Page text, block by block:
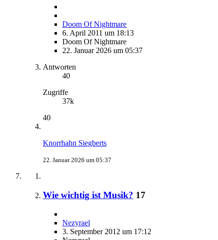
Doom Of Nightmare
6. April 2011 um 18:13
Doom Of Nightmare
22. Januar 2026 um 05:37
Antworten
40
Zugriffe
37k
40
Knorrhahn Siegberts
22. Januar 2026 um 05:37
Wie wichtig ist Musik? 17
Nezyrael
3. September 2012 um 17:12